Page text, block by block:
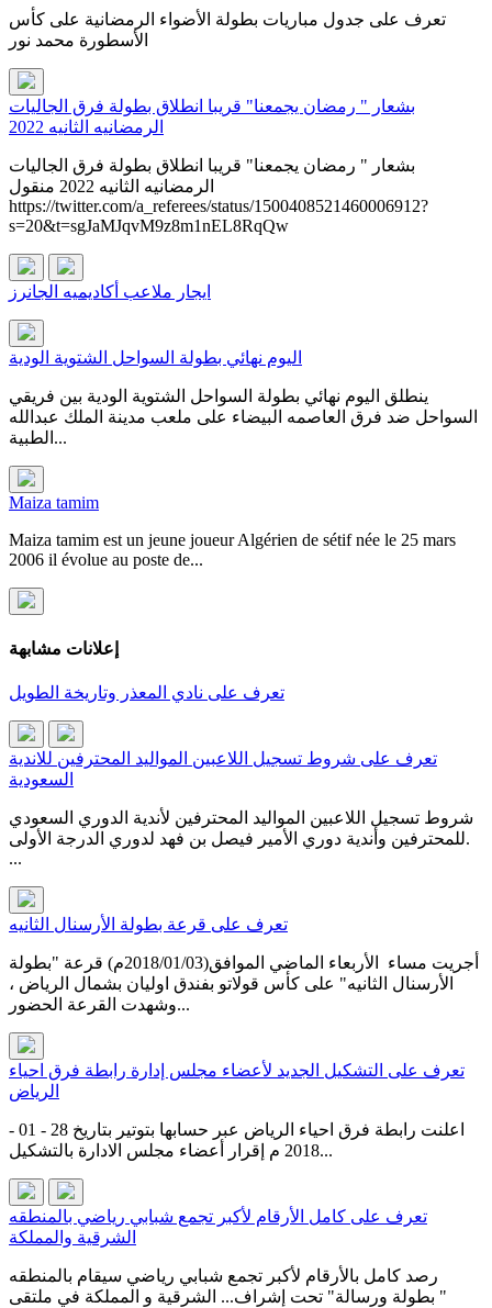
تعرف على جدول مباريات بطولة الأضواء الرمضانية على كأس
بشعار " رمضان يجمعنا" قريبا انطلاق بطولة فرق الجاليات
الرمضانيه الثانيه 2022
بشعار " رمضان يجمعنا" قريبا انطلاق بطولة فرق الجاليات
الرمضانيه الثانيه 2022 منقول
https://twitter.com/a_referees/status/1500408521460006912?
s=20&t=sgJaMJqvM9z8m1nEL8RqQw
ايجار ملاعب أكاديميه الجانرز
اليوم نهائي بطولة السواحل الشتوية الودية
ينطلق اليوم نهائي بطولة السواحل الشتوية الودية بين فريقي
السواحل ضد فرق العاصمه البيضاء على ملعب مدينة الملك عبدالله
الطبية...
Maiza tamim
Maiza tamim est un jeune joueur Algérien de sétif née le 25 mars
2006 il évolue au poste de...
إعلانات مشابهة
تعرف على نادي المعذر وتاريخة الطويل
تعرف على شروط تسجيل اللاعبين المواليد المحترفين للاندية
السعودية
شروط تسجيل اللاعبين المواليد المحترفين لأندية الدوري السعودي
للمحترفين وأندية دوري الأمير فيصل بن فهد لدوري الدرجة الأولى.
...
تعرف على قرعة بطولة الأرسنال الثانيه
أجريت مساء الأربعاء الماضي الموافق(2018/01/03م) قرعة "بطولة
الأرسنال الثانيه" على كأس قولاتو بفندق اوليان بشمال الرياض ،
وشهدت القرعة الحضور...
تعرف على التشكيل الجديد لأعضاء مجلس إدارة رابطة فرق احياء
الرياض
اعلنت رابطة فرق احياء الرياض عبر حسابها بتوتير بتاريخ 28 - 01 -
2018 م إقرار أعضاء مجلس الادارة بالتشكيل...
تعرف على كامل الأرقام لأكبر تجمع شبابي رياضي بالمنطقه
الشرقية والمملكة
رصد كامل بالأرقام لأكبر تجمع شبابي رياضي سيقام بالمنطقه
الشرقية‬⁩ و المملكة في ملتقى ⁧ " بطولة ورسالة" تحت إشراف...